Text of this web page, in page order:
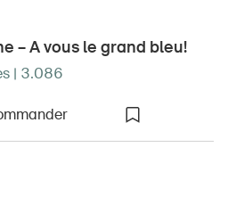
– A vous le grand bleu!
| 3.086